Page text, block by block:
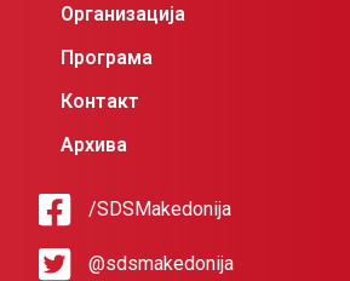
Организација
Програма
Контакт
Архива
/SDSMakedonija
@sdsmakedonija